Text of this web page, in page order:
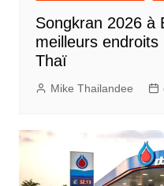
Songkran 2026 à
meilleurs endroits
Thaï
Mike Thailandee